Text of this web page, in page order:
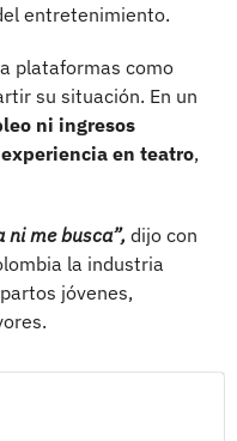
entretenimiento.
plataformas como
su situación. En un
ni ingresos
en teatro,
ni me busca”, dijo con
la industria
jóvenes,